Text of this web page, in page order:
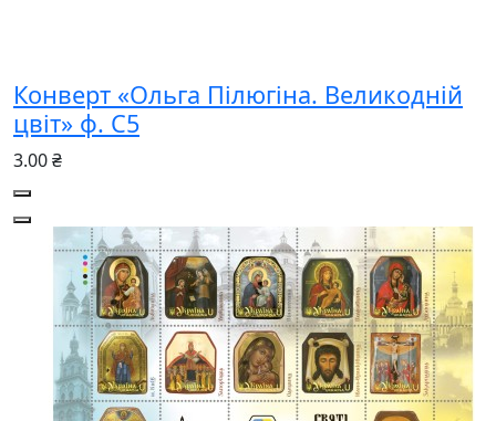
Конверт «Ольга Пілюгіна. Великодній
цвіт» ф. С5
3.00 ₴